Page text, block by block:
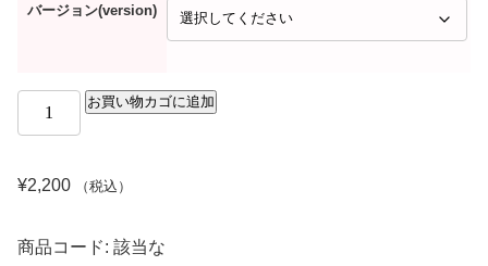
バージョン(version)
お買い物カゴに追加
¥2,200 （税込）
商品コード: 該当な